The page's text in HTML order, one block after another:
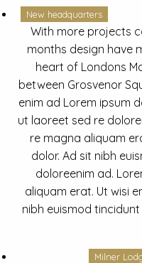
New headquarters
With more projects
months design have
heart of Londons
between Grosvenor
enim ad Lorem ipsum
ut laoreet sed re
re magna aliquam
dolor. Ad sit nibh
doloreenim ad.
aliquam erat. Ut wisi
nibh euismod
Milner